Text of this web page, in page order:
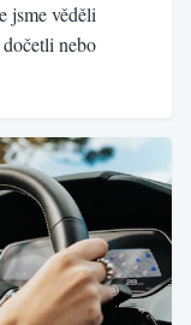
jsme věděli
nebo